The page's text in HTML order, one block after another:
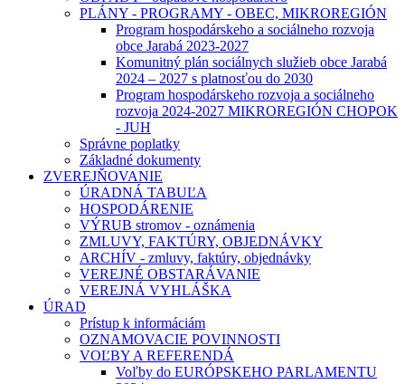
PLÁNY - PROGRAMY - OBEC, MIKROREGIÓN
Program hospodárskeho a sociálneho rozvoja
obce Jarabá 2023-2027
Komunitný plán sociálnych služieb obce Jarabá
2024 – 2027 s platnosťou do 2030
Program hospodárskeho rozvoja a sociálneho
rozvoja 2024-2027 MIKROREGIÓN CHOPOK
- JUH
Správne poplatky
Základné dokumenty
ZVEREJŇOVANIE
ÚRADNÁ TABUĽA
HOSPODÁRENIE
VÝRUB stromov - oznámenia
ZMLUVY, FAKTÚRY, OBJEDNÁVKY
ARCHÍV - zmluvy, faktúry, objednávky
VEREJNÉ OBSTARÁVANIE
VEREJNÁ VYHLÁŠKA
ÚRAD
Prístup k informáciám
OZNAMOVACIE POVINNOSTI
VOĽBY A REFERENDÁ
Voľby do EURÓPSKEHO PARLAMENTU